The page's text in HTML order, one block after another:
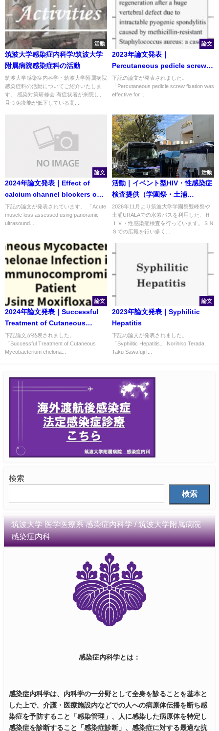
活動
筑波大学感染症内科学/筑波大学
附属病院感染症科の活動
筑波大学感染症内科学・筑波大学附属病院
感染症科の活動についてご紹介いたしま
す。 感染対策研修会 有症状者が来院し、
且つ免疫能が低下している高...
論文
2023年論文発表｜
Percutaneous pedicle screw
fixation was effective for bone
regeneration after a huge
spondylitis caused by
methicillin-resistant
Staphylococcus aureus: a
case report
下記の論文が発表されました。
「Percutaneous pedicle screw fixation was
effective for ...
論文
2024年論文発表｜Effect of
calcium channel blockers on
influenza incidence: a
population-based
data in Japan 他
下記の論文が発表されています。 「Acute
muscle loss assessed using panoramic
ultrasound...
活動
活動｜イベント型HIV・性感染症
検査提供（学園祭・土浦
URALA）
2026年11月より筑波大学学園祭雙峰祭や
土浦URALAでの水素バスを利用した、Ｈ
ＩＶ・性感染症検査を行っています。ＳＮ
Ｓでの広報を行い多く...
論文
2024年論文発表｜Successful
Treatment of Cutaneous
Mycobacterium chelonae
Infection in an
Immunocompromised Patient
Clarithromycin
下記論文が発表されました。
「Successful Treatment of Cutaneous
Mycobacterium chelona...
論文
2023年論文発表｜Syphilitic
Hepatitis
下記の論文が発表されました。
「Syphilitic Hepatitis」 Norihiko Terada,
Taku Sawafuji I...
検索
検索
筑波大学 医学医療系 感染症内科学 / 筑波大学附属病院
感染症内科
感染症内科学とは：
感染症内科学は、内科学の一分野として全身を診ることを基本と
した上で、介護・医療施設内などでの人への病原体伝播を断ち感
染症を予防すること「感染管理」、人に感染した病原体を特定し
感染症を診断すること「感染症診断」、感染症に対する最適な抗